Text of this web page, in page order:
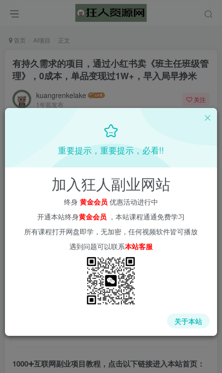
首页 AI项目 正文
有持久需求的项目，通过小红书卖《班主任班级管
理》，0成本，单品变现过1W+，早入局早挣米
kuangrenkelake
1年前发布
关注
链接进入本站首页：
1000➕互联网副业项目教程，点击以下链接进入本站首页 ：
重要提示，重要提示，必看!!
加入狂人副业网站
终身 黄金会员 优惠活动进行中
开通本站终身黄金会员 ，本站课程通通免费学习
所有课程打开网盘即学，无加密，任何视频软件皆可播放
遇到问题可以联系本站客服
关于本站